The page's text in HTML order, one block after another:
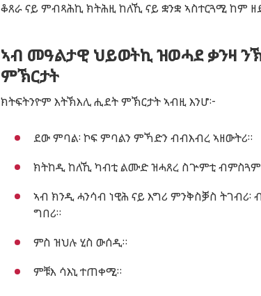
ቆጸራ ናይ ምብጻሕኪ ክትሕዚ ከለኺ ናይ ቋንቋ ኣስተርጓሚ ከም
ኣብ መዓልታዊ ህይወትኪ ዝወሓደ ቃንዛ
ምኽርታት
ክትፍትንዮም እትኽእሊ ሒደት ምኽርታት ኣብዚ እንሆ፦
ደው ምባል፡ ኮፍ ምባልን ምኻድን ብብእብረ ኣዘውትሪ።
ክትከዲ ከለኺ ካብቲ ልሙድ ዝሓጸረ ስጕምቲ
ኣብ ክንዲ ሓንሳብ ነዊሕ ናይ እግሪ ምንቅስቓስ ትገብሪ፡
ግበሪ።
ምስ ዝህሉ ሂስ ውሰዲ።
ምቹእ ሳእኒ ተጠቀሚ።